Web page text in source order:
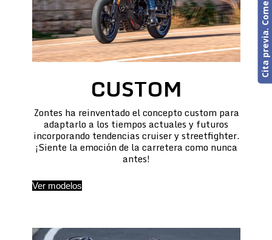
CUSTOM
Zontes ha reinventado el concepto custom para
adaptarlo a los tiempos actuales y futuros
incorporando tendencias cruiser y streetfighter.
¡Siente la emoción de la carretera como nunca
antes!
Ver modelos